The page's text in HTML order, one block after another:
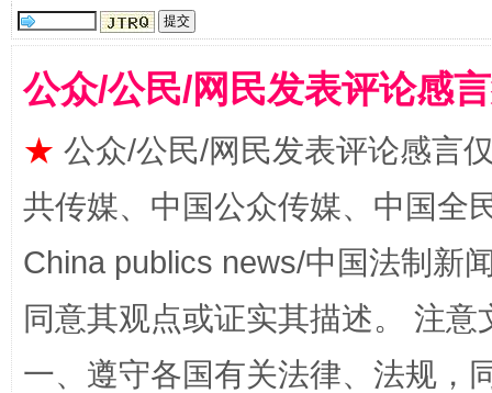
公众/公民/网民发表评论感
★ 公众/公民/网民发表评论感言
共传媒、中国公众传媒、中国全
China publics news/中国法制新
同意其观点或证实其描述。 注
一、遵守各国有关法律、法规，